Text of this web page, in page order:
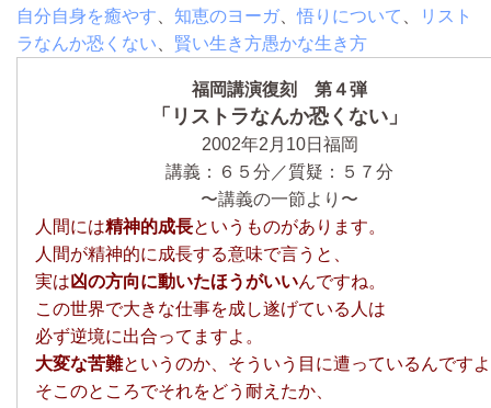
自分自身を癒やす
知恵のヨーガ、悟りについて
リスト
ラなんか恐くない
賢い生き方愚かな生き方
福岡講演復刻 第４弾
「リストラなんか恐くない」
2002年2月10日福岡
講義：６５分／質疑：５７分
〜講義の一節より〜
人間には精神的成長というものがあります。
人間が精神的に成長する意味で言うと、
実は凶の方向に動いたほうがいいんですね。
この世界で大きな仕事を成し遂げている人は
必ず逆境に出合ってますよ。
大変な苦難というのか、そういう目に遭っているんです
そこのところでそれをどう耐えたか、